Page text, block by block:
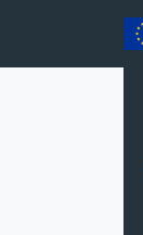
content